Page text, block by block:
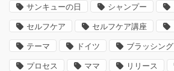
サンキューの日 シャンプー
セルフケア セルフケア講座
テーマ ドイツ ブラッシング
プロセス ママ リリース